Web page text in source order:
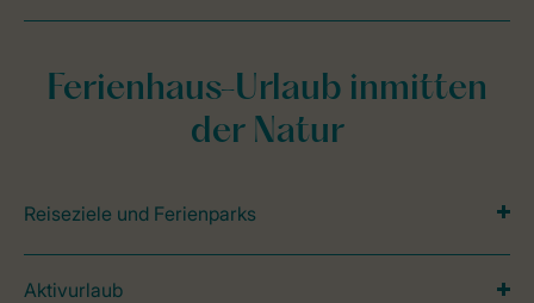
Ferienhaus-Urlaub inmitten
der Natur
Reiseziele und Ferienparks
Aktivurlaub